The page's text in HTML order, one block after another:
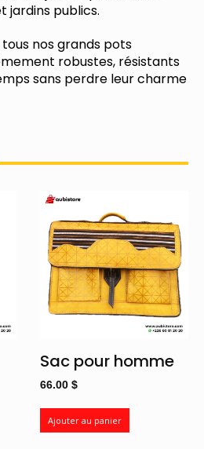
jardins publics.
nos grands pots
robustes, résistants
sans perdre leur charme
Sac pour homme
66.00 $
Ajouter au panier